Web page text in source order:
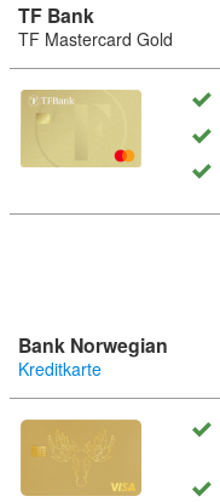
TF Bank
TF Mastercard Gold
Bank Norwegian
Kreditkarte